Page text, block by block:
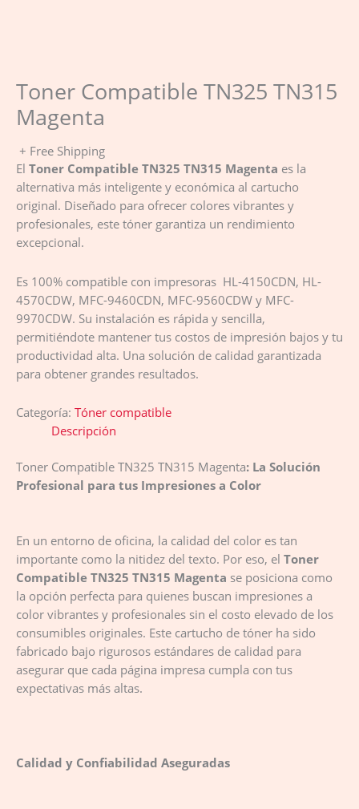
Toner Compatible TN325 TN315
Magenta
+ Free Shipping
El Toner Compatible TN325 TN315 Magenta es la
alternativa más inteligente y económica al cartucho
original. Diseñado para ofrecer colores vibrantes y
profesionales, este tóner garantiza un rendimiento
excepcional.
Es 100% compatible con impresoras HL-4150CDN, HL-
4570CDW, MFC-9460CDN, MFC-9560CDW y MFC-
9970CDW. Su instalación es rápida y sencilla,
permitiéndote mantener tus costos de impresión bajos y tu
productividad alta. Una solución de calidad garantizada
para obtener grandes resultados.
Categoría: Tóner compatible
Descripción
Toner Compatible TN325 TN315 Magenta: La Solución
Profesional para tus Impresiones a Color
En un entorno de oficina, la calidad del color es tan
importante como la nitidez del texto. Por eso, el Toner
Compatible TN325 TN315 Magenta se posiciona como
la opción perfecta para quienes buscan impresiones a
color vibrantes y profesionales sin el costo elevado de los
consumibles originales. Este cartucho de tóner ha sido
fabricado bajo rigurosos estándares de calidad para
asegurar que cada página impresa cumpla con tus
expectativas más altas.
Calidad y Confiabilidad Aseguradas